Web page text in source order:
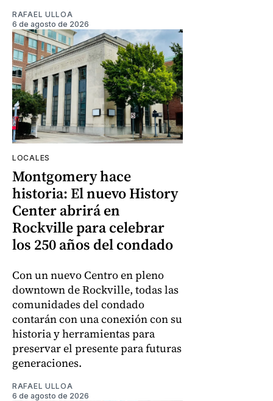
RAFAEL ULLOA
6 de agosto de 2026
LOCALES
Montgomery hace
historia: El nuevo History
Center abrirá en
Rockville para celebrar
los 250 años del condado
Con un nuevo Centro en pleno
downtown de Rockville, todas las
comunidades del condado
contarán con una conexión con su
historia y herramientas para
preservar el presente para futuras
generaciones.
RAFAEL ULLOA
6 de agosto de 2026